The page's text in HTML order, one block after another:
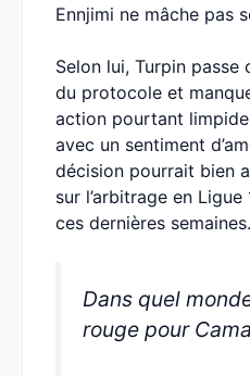
Ennjimi ne mâche pas
Selon lui, Turpin
du protocole et
action pourtant
avec un sentiment
décision pourrait bien
sur l’arbitrage en
ces dernières semaines.
Dans quel
rouge pour